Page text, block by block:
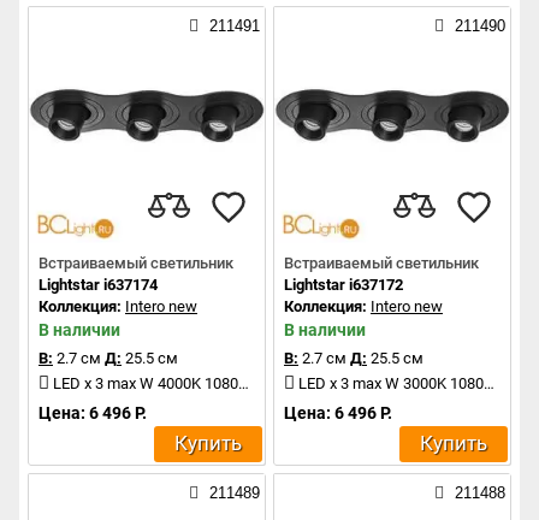
211491
Встраиваемый светильник
Lightstar i637174
Коллекция: Intero new
В наличии
В: 2.7 см Д: 25.5 см
LED x 3 max W 4000K 1080Lm
Цена: 6 496 Р.
Купить
211490
Встраиваемый светильник
Lightstar i637172
Коллекция: Intero new
В наличии
В: 2.7 см Д: 25.5 см
LED x 3 max W 3000K 1080Lm
Цена: 6 496 Р.
Купить
211489 211488